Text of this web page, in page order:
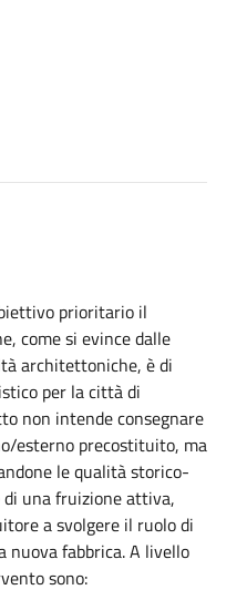
prioritario il
come si evince dalle
architettoniche, è di
per la città di
non intende consegnare
esterno precostituito, ma
le qualità storico-
una fruizione attiva,
a svolgere il ruolo di
nuova fabbrica. A livello
sono: